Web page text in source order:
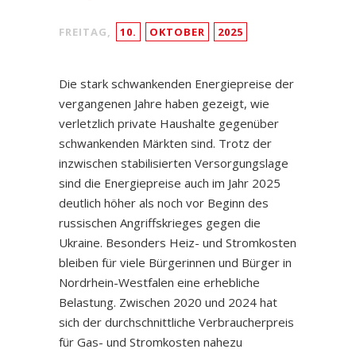
FREITAG, 10. OKTOBER 2025
Die stark schwankenden Energiepreise der
vergangenen Jahre haben gezeigt, wie
verletzlich private Haushalte gegenüber
schwankenden Märkten sind. Trotz der
inzwischen stabilisierten Versorgungslage
sind die Energiepreise auch im Jahr 2025
deutlich höher als noch vor Beginn des
russischen Angriffskrieges gegen die
Ukraine. Besonders Heiz- und Stromkosten
bleiben für viele Bürgerinnen und Bürger in
Nordrhein-Westfalen eine erhebliche
Belastung. Zwischen 2020 und 2024 hat
sich der durchschnittliche Verbraucherpreis
für Gas- und Stromkosten nahezu